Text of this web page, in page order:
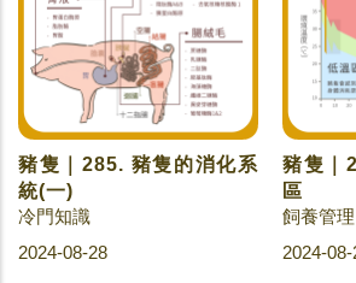
豬隻｜285. 豬隻的消化系
統(一)
冷門知識
2024-08-28
豬隻｜
區
飼養管理
2024-08-